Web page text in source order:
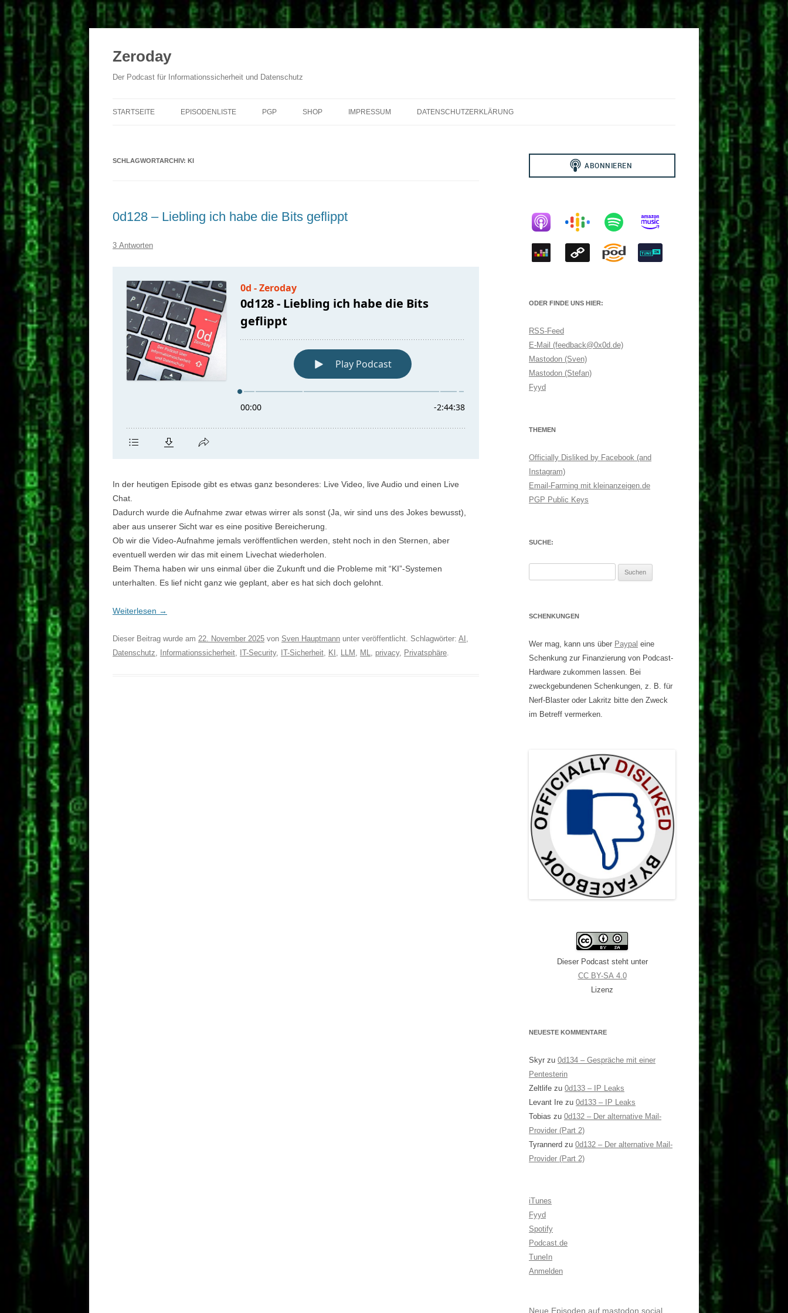
Zeroday
Der Podcast für Informationssicherheit und Datenschutz
STARTSEITE EPISODENLISTE PGP SHOP IMPRESSUM DATENSCHUTZERKLÄRUNG
SCHLAGWORTARCHIV: KI
0d128 – Liebling ich habe die Bits geflippt
3 Antworten
In der heutigen Episode gibt es etwas ganz besonderes: Live Video, live Audio und einen Live
Chat.
Dadurch wurde die Aufnahme zwar etwas wirrer als sonst (Ja, wir sind uns des Jokes bewusst),
aber aus unserer Sicht war es eine positive Bereicherung.
Ob wir die Video-Aufnahme jemals veröffentlichen werden, steht noch in den Sternen, aber
eventuell werden wir das mit einem Livechat wiederholen.
Beim Thema haben wir uns einmal über die Zukunft und die Probleme mit “KI”-Systemen
unterhalten. Es lief nicht ganz wie geplant, aber es hat sich doch gelohnt.
Weiterlesen →
Dieser Beitrag wurde am 22. November 2025 von Sven Hauptmann unter veröffentlicht. Schlagwörter: AI ,
Datenschutz, Informationssicherheit, IT-Security, IT-Sicherheit, KI , LLM , ML, privacy, Privatsphäre.
ODER FINDE UNS HIER:
RSS-Feed
E-Mail (feedback@0x0d.de)
Mastodon (Sven)
Mastodon (Stefan)
Fyyd
THEMEN
Officially Disliked by Facebook (and
Instagram)
Email-Farming mit kleinanzeigen.de
PGP Public Keys
SUCHE:
SCHENKUNGEN
Wer mag, kann uns über Paypal eine
Schenkung zur Finanzierung von Podcast-
Hardware zukommen lassen. Bei
zweckgebundenen Schenkungen, z. B. für
Nerf-Blaster oder Lakritz bitte den Zweck
im Betreff vermerken.
Dieser Podcast steht unter
CC BY-SA 4.0
Lizenz
NEUESTE KOMMENTARE
Skyr zu 0d134 – Gespräche mit einer
Pentesterin
Zeltlife zu 0d133 – IP Leaks
Levant Ire zu 0d133 – IP Leaks
Tobias zu 0d132 – Der alternative Mail-
Provider (Part 2)
Tyrannerd zu 0d132 – Der alternative Mail-
Provider (Part 2)
iTunes
Fyyd
Spotify
Podcast.de
TuneIn
Anmelden
Neue Episoden auf mastodon.social